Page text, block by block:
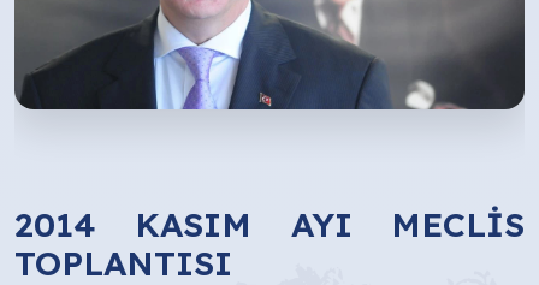
2014 KASIM AYI MECLİS
TOPLANTISI